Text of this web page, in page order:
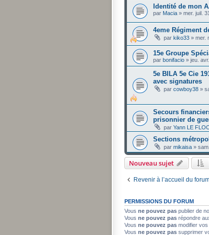
Identité de mon
par Macia » mer. juil.
4eme Régiment
par kiko33 » mer.
15e Groupe
par bonifacio » jeu.
5e BILA 5e Cie
avec signatures
par cowboy38 »
Secours
prisonnier de
par Yann LE
Sections
par mikaisa »
Nouveau sujet
Revenir à l’accueil du
PERMISSIONS DU FORUM
Vous ne pouvez pas publier de
Vous ne pouvez pas répondre
Vous ne pouvez pas modifier
Vous ne pouvez pas supprimer